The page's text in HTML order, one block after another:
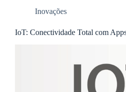
Inovações
IoT: Conectividade Total com